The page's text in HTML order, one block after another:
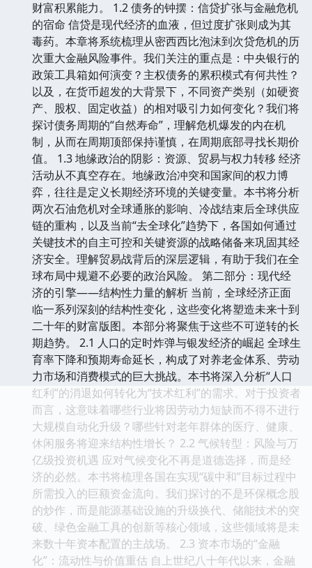
财富积累能力。 1.2 债务的钟摆：信贷扩张与金融危机
的宿命 信贷是现代经济的血液，但过度扩张则成为其
毒药。本章将系统梳理从密西西比泡沫到次贷危机的历
次重大金融风险事件。我们关注的重点是：中央银行的
政策工具箱如何演变？主权债务的累积模式有何共性？
以及，在货币超发的大背景下，不同资产类别（如硬资
产、股权、固定收益）的相对吸引力如何变化？我们将
探讨债务周期的“自然寿命”，理解危机爆发的内在机
制，从而在周期顶部保持谨慎，在周期底部寻找长期价
值。 1.3 地缘政治的阴影：资源、贸易与权力转移 经济
活动从不真空存在。地缘政治冲突和国家间的权力博
弈，往往是定义长期经济环境的关键变量。本书将分析
两次石油危机对全球通胀的影响、冷战结束后全球供应
链的重构，以及当前“去全球化”趋势下，各国如何通过
关键技术的自主可控和关键资源的战略储备来巩固其经
济安全。理解贸易战背后的深层逻辑，有助于我们在全
球布局中规避不必要的政治风险。 第二部分：现代经
济的引擎——结构性力量的解析 当前，全球经济正面
临一系列深刻的结构性变化，这些变化将塑造未来十到
二十年的财富版图。本部分将聚焦于这些不可逆转的长
期趋势。 2.1 人口的定时炸弹与银发经济的崛起 全球生
育率下降和预期寿命延长，构成了对养老金体系、劳动
力市场和消费模式的巨大挑战。本书将深入分析“人口
红利”的消退如何转化为“技术红利”的需求。对于投资者
而言，这意味着哪些行业将因劳动力短缺而不得不进行
大规模自动化升级？哪些针对老年群体的医疗、健康、
休闲服务将迎来结构性增长？ 2.2 气候转型：风险与万
亿级投资机遇 应对气候变化不再是道德选择，而是经
济的必然。本书将梳理各国在实现“碳中和”目标过程中
所需投入的巨额资金流向。我们探讨的不是环保概念股
的炒作，而是能源基础设施的升级换代、储能技术的突
破、绿色金融工具的创新等核心领域，这些领域将是未
来数十年资本配置的主战场。 2.3 资本市场的“金融
化”：流动性与价值重估 自上世纪八十年代以来，金融